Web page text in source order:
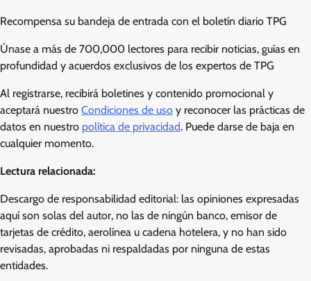
Recompensa su bandeja de entrada con el boletín diario TPG
Únase a más de 700,000 lectores para recibir noticias, guías en
profundidad y acuerdos exclusivos de los expertos de TPG
Al registrarse, recibirá boletines y contenido promocional y
aceptará nuestro Condiciones de uso y reconocer las prácticas de
datos en nuestro política de privacidad. Puede darse de baja en
cualquier momento.
Lectura relacionada:
Descargo de responsabilidad editorial: las opiniones expresadas
aquí son solas del autor, no las de ningún banco, emisor de
tarjetas de crédito, aerolínea u cadena hotelera, y no han sido
revisadas, aprobadas ni respaldadas por ninguna de estas
entidades.